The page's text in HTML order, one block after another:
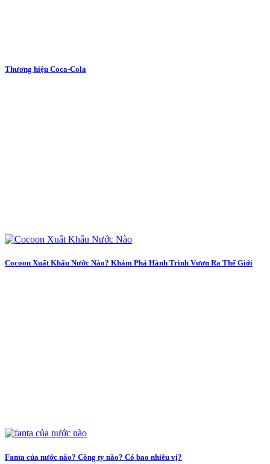
Thương hiệu Coca-Cola
Cocoon Xuất Khẩu Nước Nào? Khám Phá Hành Trình Vươn Ra Thế Giới
Fanta của nước nào? Công ty nào? Có bao nhiêu vị?